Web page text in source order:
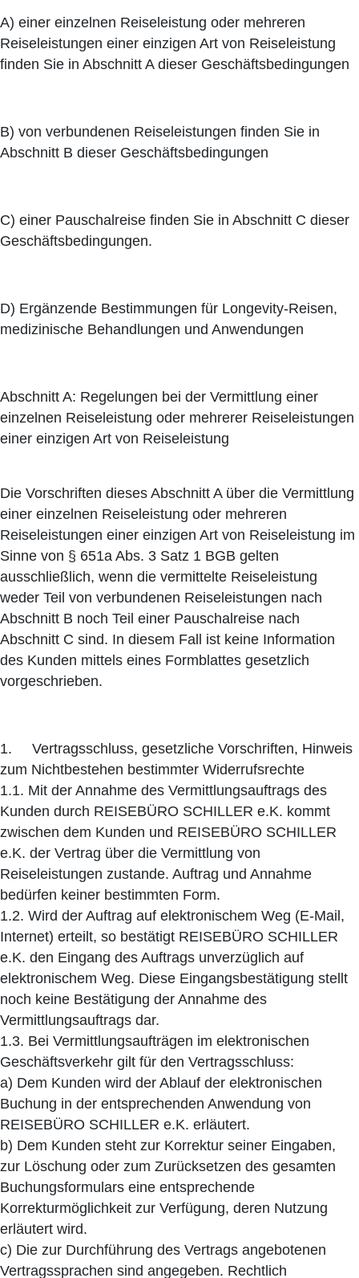
A) einer einzelnen Reiseleistung oder mehreren
Reiseleistungen einer einzigen Art von Reiseleistung
finden Sie in Abschnitt A dieser Geschäftsbedingungen
B) von verbundenen Reiseleistungen finden Sie in
Abschnitt B dieser Geschäftsbedingungen
C) einer Pauschalreise finden Sie in Abschnitt C dieser
Geschäftsbedingungen.
D) Ergänzende Bestimmungen für Longevity-Reisen,
medizinische Behandlungen und Anwendungen
Abschnitt A: Regelungen bei der Vermittlung einer
einzelnen Reiseleistung oder mehrerer Reiseleistungen
einer einzigen Art von Reiseleistung
Die Vorschriften dieses Abschnitt A über die Vermittlung
einer einzelnen Reiseleistung oder mehreren
Reiseleistungen einer einzigen Art von Reiseleistung im
Sinne von § 651a Abs. 3 Satz 1 BGB gelten
ausschließlich, wenn die vermittelte Reiseleistung
weder Teil von verbundenen Reiseleistungen nach
Abschnitt B noch Teil einer Pauschalreise nach
Abschnitt C sind. In diesem Fall ist keine Information
des Kunden mittels eines Formblattes gesetzlich
vorgeschrieben.
1. Vertragsschluss, gesetzliche Vorschriften, Hinweis
zum Nichtbestehen bestimmter Widerrufsrechte
1.1. Mit der Annahme des Vermittlungsauftrags des
Kunden durch REISEBÜRO SCHILLER e.K. kommt
zwischen dem Kunden und REISEBÜRO SCHILLER
e.K. der Vertrag über die Vermittlung von
Reiseleistungen zustande. Auftrag und Annahme
bedürfen keiner bestimmten Form.
1.2. Wird der Auftrag auf elektronischem Weg (E-Mail,
Internet) erteilt, so bestätigt REISEBÜRO SCHILLER
e.K. den Eingang des Auftrags unverzüglich auf
elektronischem Weg. Diese Eingangsbestätigung stellt
noch keine Bestätigung der Annahme des
Vermittlungsauftrags dar.
1.3. Bei Vermittlungsaufträgen im elektronischen
Geschäftsverkehr gilt für den Vertragsschluss:
a) Dem Kunden wird der Ablauf der elektronischen
Buchung in der entsprechenden Anwendung von
REISEBÜRO SCHILLER e.K. erläutert.
b) Dem Kunden steht zur Korrektur seiner Eingaben,
zur Löschung oder zum Zurücksetzen des gesamten
Buchungsformulars eine entsprechende
Korrekturmöglichkeit zur Verfügung, deren Nutzung
erläutert wird.
c) Die zur Durchführung des Vertrags angebotenen
Vertragssprachen sind angegeben. Rechtlich